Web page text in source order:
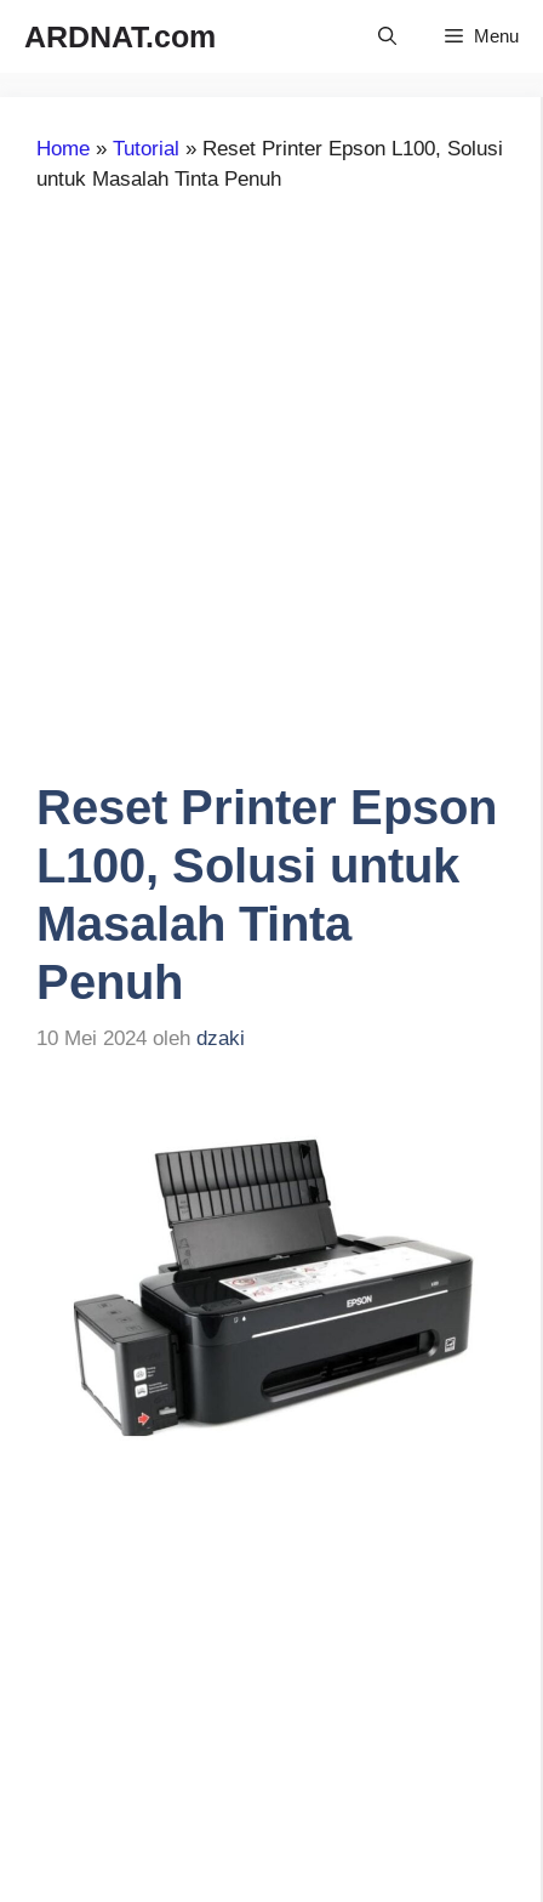
ARDNAT.com Menu
Home » Tutorial » Reset Printer Epson L100, Solusi
untuk Masalah Tinta Penuh
Reset Printer Epson
L100, Solusi untuk
Masalah Tinta
Penuh
10 Mei 2024 oleh dzaki